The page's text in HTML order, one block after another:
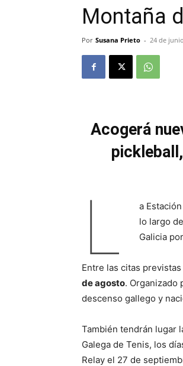
Montaña
Por Susana Prieto - 24 de
Acogerá
L
a
lo largo
Galicia
Entre las citas
de agosto. Organizado
descenso gallego y
También tendrán lugar
Galega de Tenis, los
Relay el 27 de